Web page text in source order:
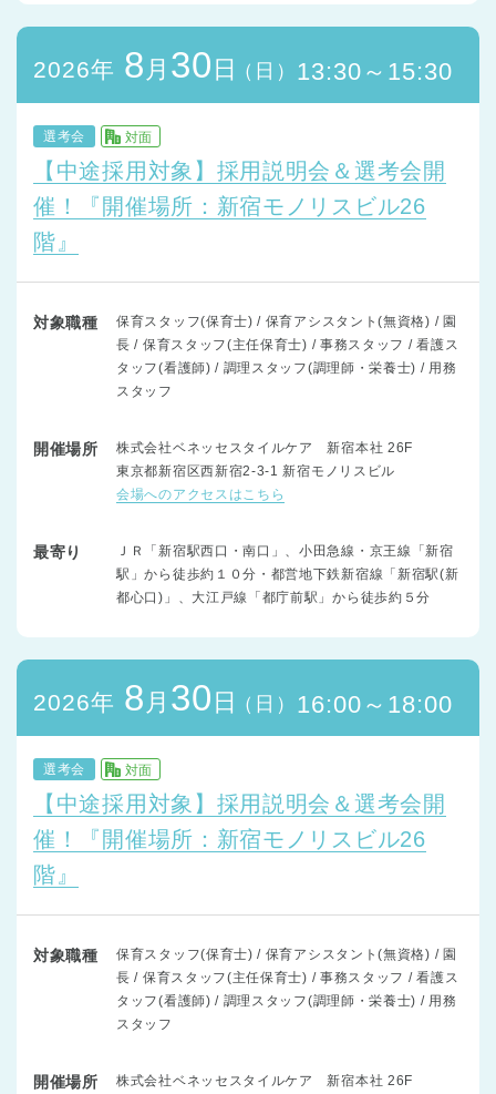
2026年 8 月 30 日 （日） 13:30～15:30
選考会 対面
【中途採用対象】採用説明会＆選考会開
催！『開催場所：新宿モノリスビル26
階』
対象職種
保育スタッフ(保育士) / 保育アシスタント(無資格) / 園
長 / 保育スタッフ(主任保育士) / 事務スタッフ / 看護ス
タッフ(看護師) / 調理スタッフ(調理師・栄養士) / 用務
スタッフ
開催場所
株式会社ベネッセスタイルケア 新宿本社 26F
東京都新宿区西新宿2-3-1 新宿モノリスビル
会場へのアクセスはこちら
最寄り
ＪＲ「新宿駅西口・南口」、小田急線・京王線「新宿
駅」から徒歩約１０分・都営地下鉄新宿線「新宿駅(新
都心口)」、大江戸線「都庁前駅」から徒歩約５分
2026年 8 月 30 日 （日） 16:00～18:00
選考会 対面
【中途採用対象】採用説明会＆選考会開
催！『開催場所：新宿モノリスビル26
階』
対象職種
保育スタッフ(保育士) / 保育アシスタント(無資格) / 園
長 / 保育スタッフ(主任保育士) / 事務スタッフ / 看護ス
タッフ(看護師) / 調理スタッフ(調理師・栄養士) / 用務
スタッフ
開催場所
株式会社ベネッセスタイルケア 新宿本社 26F